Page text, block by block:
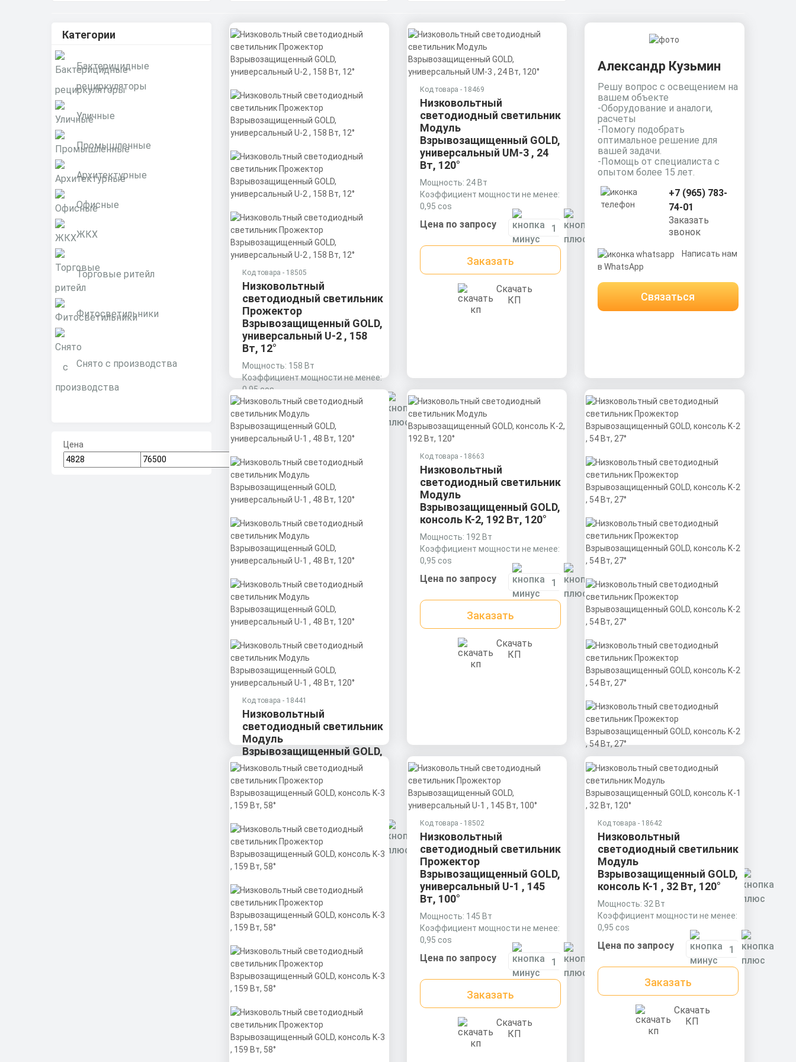
Категории
Бактерицидные
рециркуляторы
Уличные
Промышленные
Архитектурные
Офисные
ЖКХ
Торговые ритейл
Фитосветильники
Снято с производства
Цена
Код товара - 18505
Низковольтный
светодиодный светильник
Прожектор
Взрывозащищенный GOLD,
универсальный U-2 , 158
Вт, 12°
Мощность: 158 Вт
Коэффициент мощности не менее:
0,95 cos
Материал корпуса:
Экструдированный алюминиевый
профиль (анодированный),
вторичная оптика из акрила
Цена по запросу
Заказать
КП
Код товара - 18469
Низковольтный
светодиодный светильник
Модуль
Взрывозащищенный GOLD,
универсальный UM-3 , 24
Вт, 120°
Мощность: 24 Вт
Коэффициент мощности не менее:
0,95 cos
Экструдированный алюминиевый
профиль (анодированный),
рассеиватель поликарбонат.
Цена по запросу
Заказать
Скачать
КП
Александр Кузьмин
Решу вопрос с освещением на
вашем объекте
-Оборудование и аналоги,
расчеты
-Помогу подобрать
оптимальное решение для
вашей задачи.
-Помощь от специалиста с
опытом более 15 лет.
+7 (965) 783-
74-01
Заказать
звонок
Написать нам
в WhatsApp
Связаться
Код товара - 18441
Низковольтный
светодиодный светильник
Модуль
Взрывозащищенный GOLD,
универсальный U-1 , 48 Вт,
120°
Мощность: 48 Вт
Коэффициент мощности не менее:
Материал корпуса:
Экструдированный алюминиевый
профиль (анодированный),
рассеиватель поликарбонат.
Цена по запросу
Скачать
КП
Код товара - 18663
Низковольтный
светодиодный светильник
Модуль
Взрывозащищенный GOLD,
консоль К-2, 192 Вт, 120°
Мощность: 192 Вт
Коэффициент мощности не менее:
0,95 cos
Экструдированный алюминиевый
профиль (анодированный),
рассеиватель поликарбонат.
Цена по запросу
Заказать
Скачать
КП
Низковольтный
светодиодный светильник
Прожектор
Взрывозащищенный GOLD,
консоль K-2 , 54 Вт, 27°
Мощность: 54 Вт
Коэффициент мощности не менее:
0,95 cos
Материал корпуса:
Экструдированный алюминиевый
профиль (анодированный),
вторичная оптика из акрила
(ПММА) с силиконовой прокладкой.
Цена по запросу
Заказать
Скачать
КП
Код товара - 18502
Низковольтный
светодиодный светильник
Прожектор
Взрывозащищенный GOLD,
универсальный U-1 , 145
Вт, 100°
Мощность: 145 Вт
Коэффициент мощности не менее:
0,95 cos
Экструдированный алюминиевый
профиль (анодированный),
вторичная оптика из акрила
(ПММА) с силиконовой прокладкой.
Цена по запросу
Заказать
Скачать
КП
Код товара - 18642
Низковольтный
светодиодный светильник
Модуль
Взрывозащищенный GOLD,
консоль К-1 , 32 Вт, 120°
Мощность: 32 Вт
Коэффициент мощности не менее:
0,95 cos
Экструдированный алюминиевый
профиль (анодированный),
рассеиватель поликарбонат.
Цена по запросу
Заказать
Скачать
КП